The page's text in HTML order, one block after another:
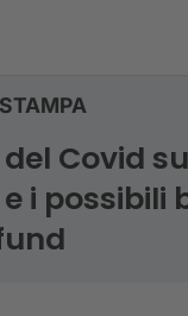
Covid
i possibili